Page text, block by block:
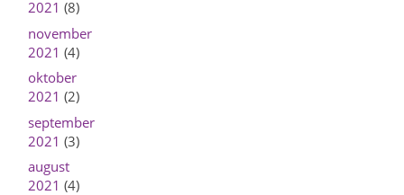
2021 (8)
november
2021 (4)
oktober
2021 (2)
september
2021 (3)
august
2021 (4)